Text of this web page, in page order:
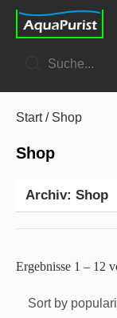
Start/ Shop
Shop
Archiv: Shop
Ergebnisse 1 – 24
Sort by